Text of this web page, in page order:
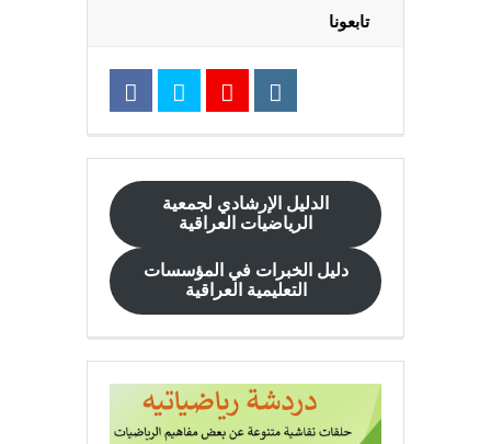
تابعونا
الدليل الإرشادي لجمعية
الرياضيات العراقية
دليل الخبرات في المؤسسات
التعليمية العراقية